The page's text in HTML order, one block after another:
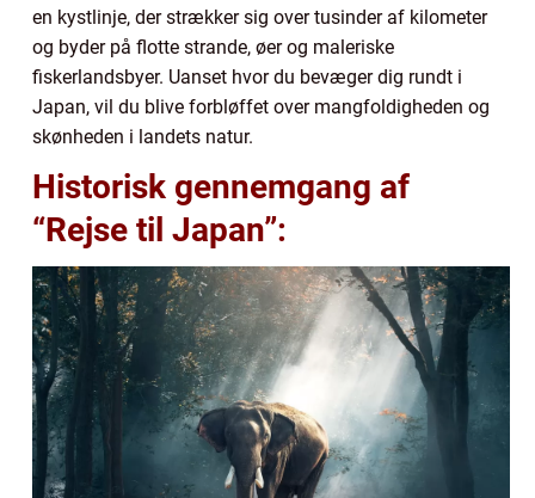
en kystlinje, der strækker sig over tusinder af kilometer
og byder på flotte strande, øer og maleriske
fiskerlandsbyer. Uanset hvor du bevæger dig rundt i
Japan, vil du blive forbløffet over mangfoldigheden og
skønheden i landets natur.
Historisk gennemgang af
“Rejse til Japan”: